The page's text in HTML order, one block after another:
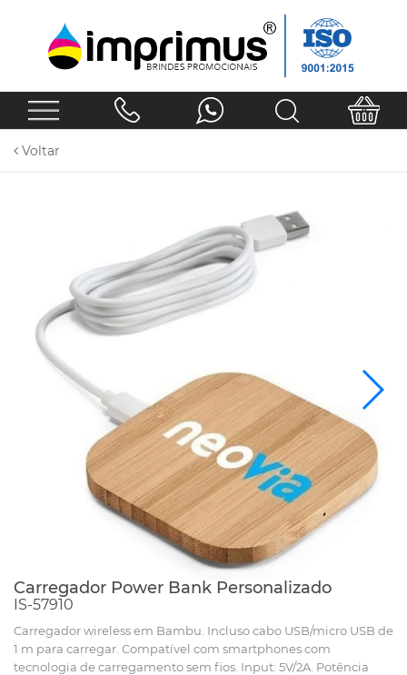
Voltar
Carregador Power Bank Personalizado
IS-57910
Carregador wireless em Bambu. Incluso cabo USB/micro USB de
1 m para carregar. Compatível com smartphones com
tecnologia de carregamento sem fios. Input: 5V/2A. Potência